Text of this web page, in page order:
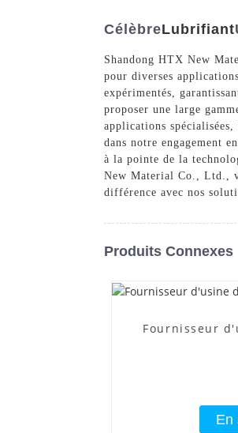
CélèbreLubrifiant
Shandong HTX New
pour diverses
expérimentés,
proposer une large
applications
dans notre engagement
à la pointe de la
New Material Co., Ltd.,
différence avec nos
Produits Connexes
Fournisseur
En